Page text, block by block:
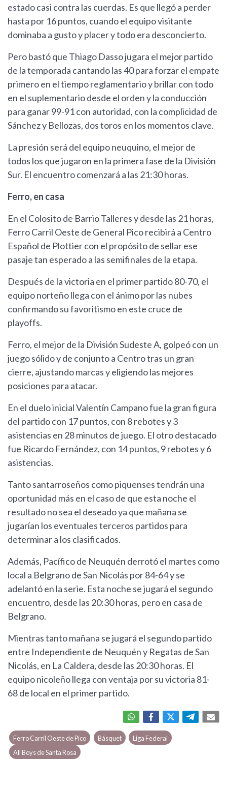
estado casi contra las cuerdas. Es que llegó a perder
hasta por 16 puntos, cuando el equipo visitante
dominaba a gusto y placer y todo era desconcierto.
Pero bastó que Thiago Dasso jugara el mejor partido
de la temporada cantando las 40 para forzar el empate
primero en el tiempo reglamentario y brillar con todo
en el suplementario desde el orden y la conducción
para ganar 99-91 con autoridad, con la complicidad de
Sánchez y Bellozas, dos toros en los momentos clave.
La presión será del equipo neuquino, el mejor de
todos los que jugaron en la primera fase de la División
Sur. El encuentro comenzará a las 21:30 horas.
Ferro, en casa
En el Colosito de Barrio Talleres y desde las 21 horas,
Ferro Carril Oeste de General Pico recibirá a Centro
Español de Plottier con el propósito de sellar ese
pasaje tan esperado a las semifinales de la etapa.
Después de la victoria en el primer partido 80-70, el
equipo norteño llega con el ánimo por las nubes
confirmando su favoritismo en este cruce de
playoffs.
Ferro, el mejor de la División Sudeste A, golpeó con un
juego sólido y de conjunto a Centro tras un gran
cierre, ajustando marcas y eligiendo las mejores
posiciones para atacar.
En el duelo inicial Valentín Campano fue la gran figura
del partido con 17 puntos, con 8 rebotes y 3
asistencias en 28 minutos de juego. El otro destacado
fue Ricardo Fernández, con 14 puntos, 9 rebotes y 6
asistencias.
Tanto santarroseños como piquenses tendrán una
oportunidad más en el caso de que esta noche el
resultado no sea el deseado ya que mañana se
jugarían los eventuales terceros partidos para
determinar a los clasificados.
Además, Pacífico de Neuquén derrotó el martes como
local a Belgrano de San Nicolás por 84-64 y se
adelantó en la serie. Esta noche se jugará el segundo
encuentro, desde las 20:30 horas, pero en casa de
Belgrano.
Mientras tanto mañana se jugará el segundo partido
entre Independiente de Neuquén y Regatas de San
Nicolás, en La Caldera, desde las 20:30 horas. El
equipo nicoleño llega con ventaja por su victoria 81-
68 de local en el primer partido.
Ferro Carril Oeste de Pico Básquet
Liga Federal
All Boys de Santa Rosa